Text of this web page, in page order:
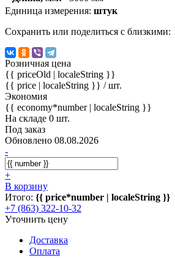
Единица измерения: штук
Сохранить или поделиться с близкими:
Розничная цена
{{ priceOld | localeString }}
{{ price | localeString }} / шт.
Экономия
{{ economy*number | localeString }}
На складе 0 шт.
Под заказ
Обновлено 08.08.2026
-
+
В корзину
Итого: {{ price*number | localeString }}
+7 (863) 322-10-32
Уточнить цену
Доставка
Оплата